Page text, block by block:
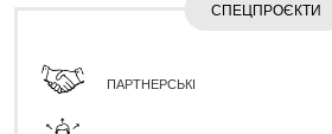
СПЕЦПРОЄКТИ
ПАРТНЕРСЬКІ